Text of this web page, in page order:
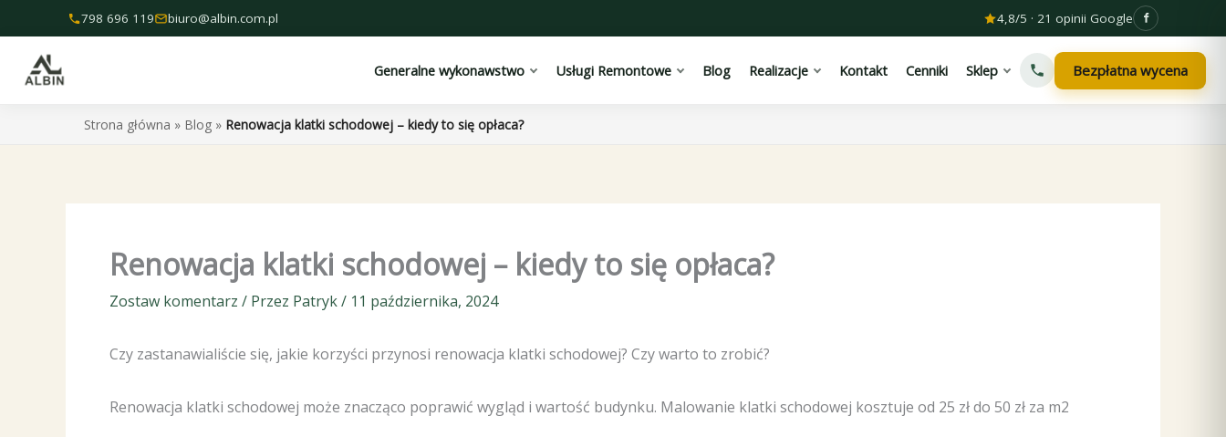
do
treści
798 696 119 biuro@albin.com.pl 4,8/5 · 21 opinii Google
Generalne wykonawstwo Usługi Remontowe Blog Realizacje Kontakt Cenniki Sklep Bezpłatna wycena
Strona główna » Blog » Renowacja klatki schodowej – kiedy to się opłaca?
Renowacja klatki schodowej – kiedy to się opłaca?
Zostaw komentarz / Przez Patryk/ 11 października, 2024
Czy zastanawialiście się, jakie korzyści przynosi renowacja klatki schodowej? Czy warto to zrobić?
Renowacja klatki schodowej może znacząco poprawić wygląd i wartość budynku. Malowanie klatki schodowej kosztuje od 25 zł do 50 zł za m2